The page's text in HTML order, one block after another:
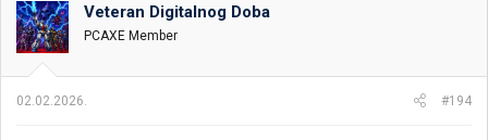
Veteran Digitalnog Doba
PCAXE Member
02.02.2026. #194